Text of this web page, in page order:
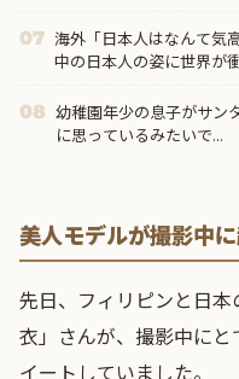
07 海外「日本人はなんて気
中の日本人の姿に世界が
08 幼稚園年少の息子がサン
に思っているみたいで...
美人モデルが撮影中
先日、フィリピンと日
衣」さんが、撮影中に
イートしていました。